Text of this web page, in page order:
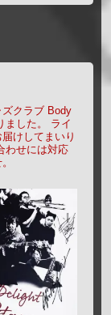
クラブ Body
した。
ライ
けしてまいり
わせには対応